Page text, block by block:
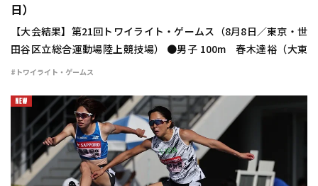
日）
【大会結果】第21回トワイライト・ゲームス（8月8日／東京・世
田谷区立総合運動場陸上競技場） ●男子 100m 春木達裕（大東
大） 10秒24（＋1.8） 400m 豊田兼（トヨタ自動車） 46秒
#トワイライト・ゲームス